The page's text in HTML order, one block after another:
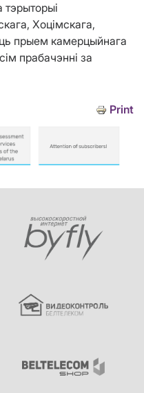
Хоцімскага,
прыем камерцыйнага
прабачэнні за
Print